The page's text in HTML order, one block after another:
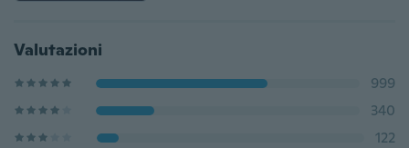
Valutazioni
999
340
122